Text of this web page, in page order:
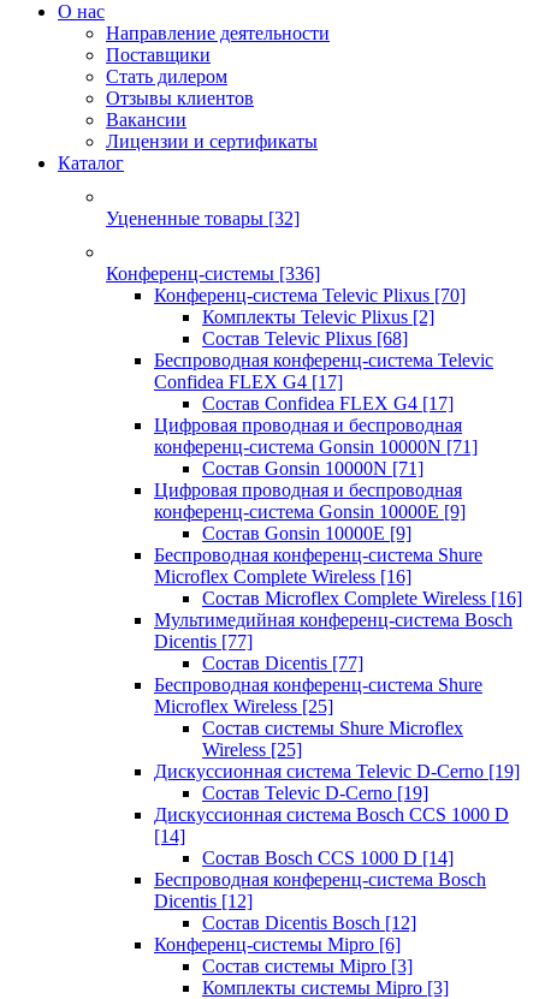
О нас
Направление деятельности
Поставщики
Стать дилером
Отзывы клиентов
Вакансии
Лицензии и сертификаты
Каталог
Уцененные товары [32]
Конференц-системы [336]
Конференц-система Televic Plixus [70]
Комплекты Televic Plixus [2]
Состав Televic Plixus [68]
Беспроводная конференц-система Televic
Confidea FLEX G4 [17]
Состав Confidea FLEX G4 [17]
Цифровая проводная и беспроводная
конференц-система Gonsin 10000N [71]
Состав Gonsin 10000N [71]
Цифровая проводная и беспроводная
конференц-система Gonsin 10000E [9]
Состав Gonsin 10000E [9]
Беспроводная конференц-система Shure
Microflex Complete Wireless [16]
Состав Microflex Complete Wireless [16]
Мультимедийная конференц-система Bosch
Dicentis [77]
Состав Dicentis [77]
Беспроводная конференц-система Shure
Microflex Wireless [25]
Состав системы Shure Microflex
Wireless [25]
Дискуссионная система Televic D-Cerno [19]
Состав Televic D-Cerno [19]
Дискуссионная система Bosch CCS 1000 D
[14]
Состав Bosch CCS 1000 D [14]
Беспроводная конференц-система Bosch
Dicentis [12]
Состав Dicentis Bosch [12]
Конференц-системы Mipro [6]
Состав системы Mipro [3]
Комплекты системы Mipro [3]